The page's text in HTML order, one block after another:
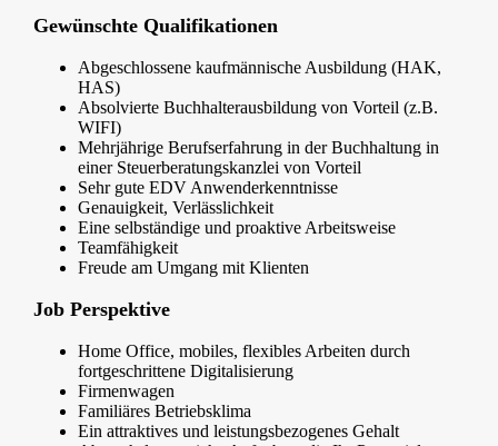
Gewünschte Qualifikationen
Abgeschlossene kaufmännische Ausbildung (HAK,
HAS)
Absolvierte Buchhalterausbildung von Vorteil (z.B.
WIFI)
Mehrjährige Berufserfahrung in der Buchhaltung in
einer Steuerberatungskanzlei von Vorteil
Sehr gute EDV Anwenderkenntnisse
Genauigkeit, Verlässlichkeit
Eine selbständige und proaktive Arbeitsweise
Teamfähigkeit
Freude am Umgang mit Klienten
Job Perspektive
Home Office, mobiles, flexibles Arbeiten durch
fortgeschrittene Digitalisierung
Firmenwagen
Familiäres Betriebsklima
Ein attraktives und leistungsbezogenes Gehalt